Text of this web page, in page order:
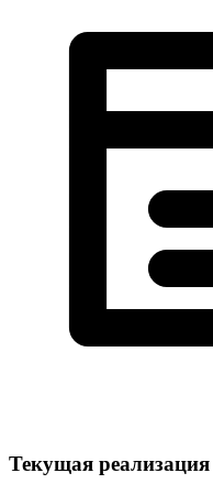
Текущая реализация